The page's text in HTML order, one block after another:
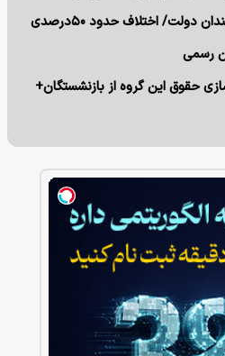
شکاف مزدی در ایستگاه کارمندان دولت/ اختلاف حدود ۵۰درصدی
رسمی
حقوق این گروه از بازنشستگان+